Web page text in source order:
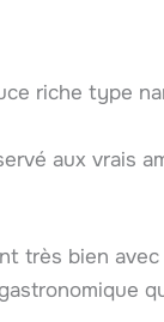
riche type
aux vrais
très bien